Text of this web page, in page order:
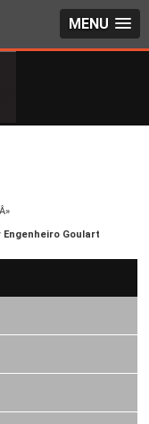
MENU
Goulart